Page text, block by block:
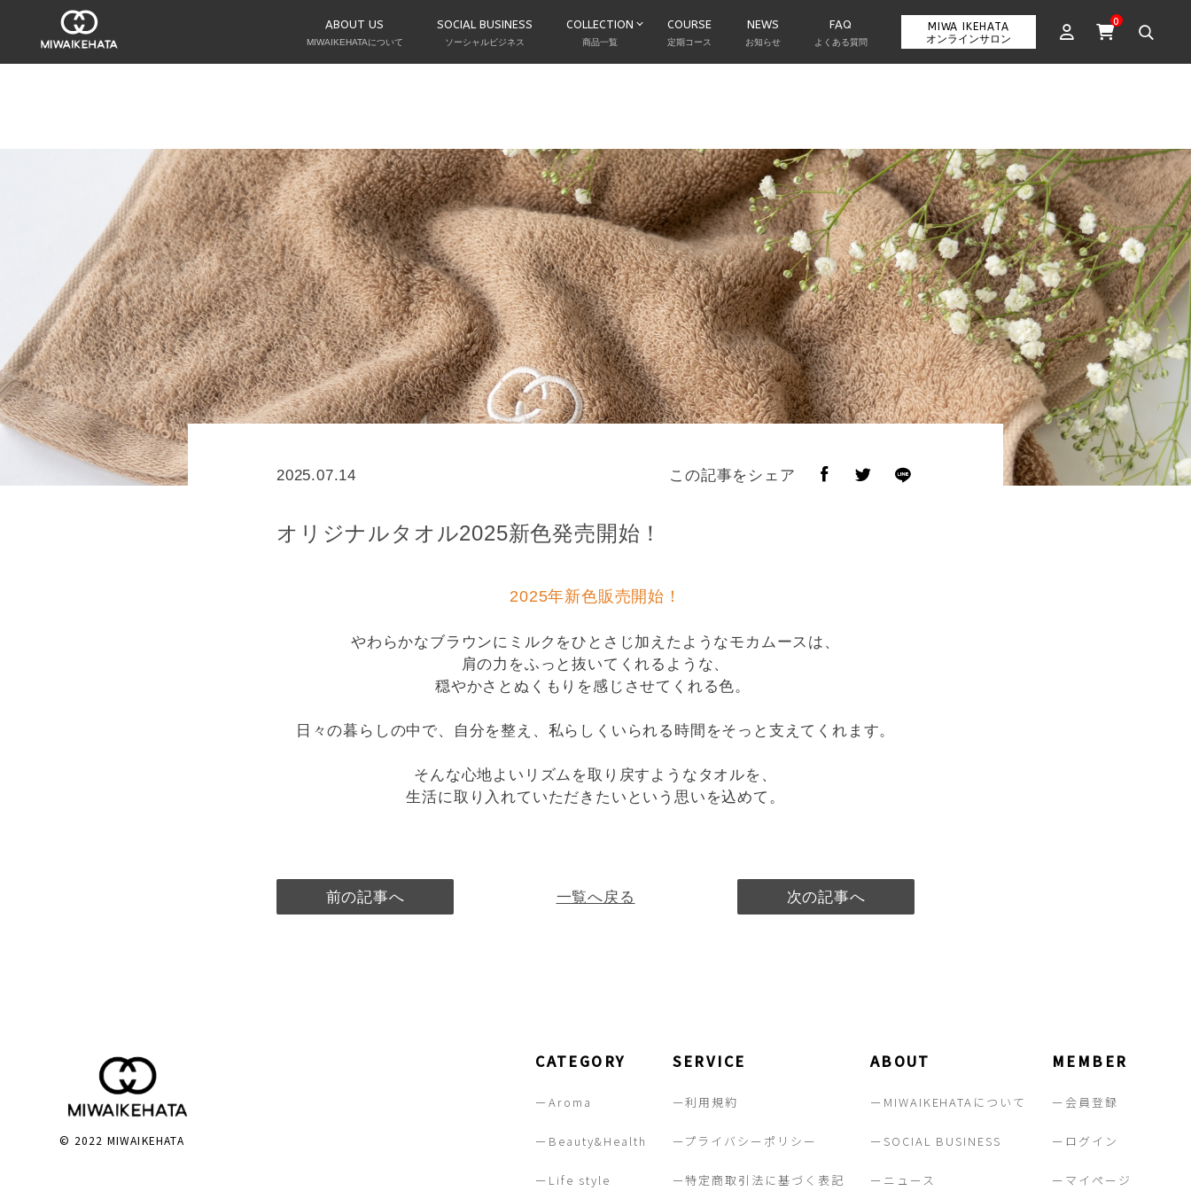
ABOUT US
MIWAIKEHATAについて
SOCIAL BUSINESS
ソーシャルビジネス
COLLECTION
商品一覧
COURSE
定期コース
NEWS
お知らせ
FAQ
よくある質問
MIWA IKEHATA
オンラインサロン
0
2025.07.14 この記事をシェア
オリジナルタオル2025新色発売開始！
2025年新色販売開始！
やわらかなブラウンにミルクをひとさじ加えたようなモカムースは、
肩の力をふっと抜いてくれるような、
穏やかさとぬくもりを感じさせてくれる色。
日々の暮らしの中で、自分を整え、私らしくいられる時間をそっと支えてくれます。
そんな心地よいリズムを取り戻すようなタオルを、
生活に取り入れていただきたいという思いを込めて。
前の記事へ 一覧へ戻る 次の記事へ
© 2022 MIWAIKEHATA
CATEGORY
ーAroma
ーBeauty&Health
ーLife style
SERVICE
ー利用規約
ープライバシーポリシー
ー特定商取引法に基づく表記
ABOUT
ーMIWAIKEHATAについて
ーSOCIAL BUSINESS
ーニュース
MEMBER
ー会員登録
ーログイン
ーマイページ